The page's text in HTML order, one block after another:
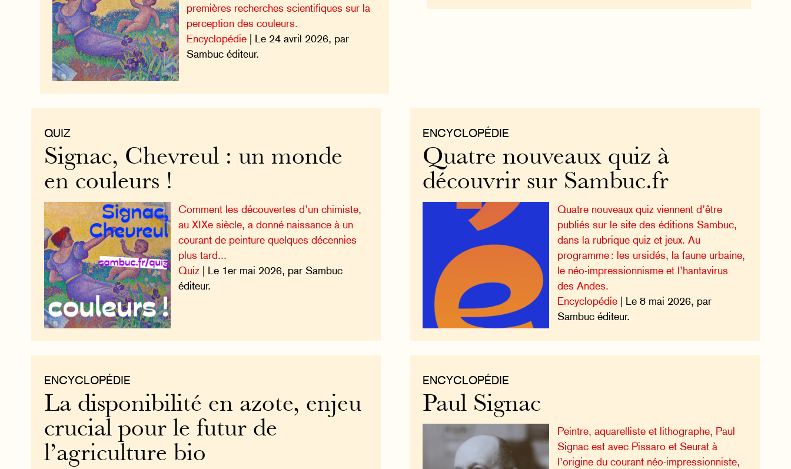
premières recherches scientifiques sur la
perception des couleurs.
Encyclopédie | Le 24 avril 2026, par
Sambuc éditeur.
ENCYCLOPÉDIE
Quatre nouveaux quiz à
découvrir sur Sambuc.fr
Quatre nouveaux quiz viennent d’être
publiés sur le site des éditions Sambuc,
dans la rubrique quiz et jeux. Au
programme : les ursidés, la faune urbaine,
le néo-impressionnisme et l’hantavirus
des Andes.
Encyclopédie| Le 8 mai 2026, par
Sambuc éditeur.
QUIZ
Signac, Chevreul : un monde
en couleurs !
Comment les découvertes d’un chimiste,
au XIXe siècle, a donné naissance à un
courant de peinture quelques décennies
plus tard...
Quiz | Le 1er mai 2026, par Sambuc
éditeur.
ENCYCLOPÉDIE
Paul Signac
Peintre, aquarelliste et lithographe, Paul
Signac est avec Pissaro et Seurat à
l’origine du courant néo-impressionniste,
ENCYCLOPÉDIE
La disponibilité en azote, enjeu
crucial pour le futur de
l’agriculture bio